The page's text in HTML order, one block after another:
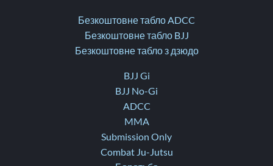
Безкоштовне табло ADCC
Безкоштовне табло BJJ
Безкоштовне табло з дзюдо
BJJ Gi
BJJ No-Gi
ADCC
MMA
Submission Only
Combat Ju-Jutsu